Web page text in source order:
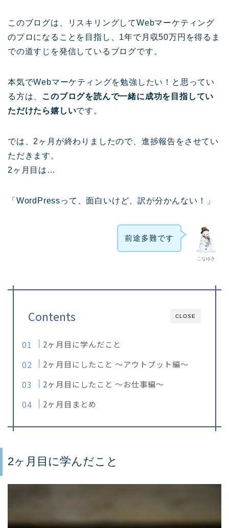
このブログは、リスキリングしてWebマーケティング
のプロになることを目指し、1年で月収50万円を得るま
での道すじを発信しているブログです。
本気でWebマーケティングを勉強したい！と思ってい
る方は、
このブログを読んで一緒に成功を目指してい
ただけたら嬉しいです。
では、2ヶ月が終わりましたので、進捗報告をさせてい
ただきます。
2ヶ月目は…
「WordPressって、面白いけど、訳が分かんない！」
こなゆき
前途多難です
CLOSE
Contents
2ヶ月目に学んだこと
2ヶ月目にしたこと ～アウトプット編～
2ヶ月目にしたこと ～お仕事編～
2ヶ月目まとめ
2ヶ月目に学んだこと